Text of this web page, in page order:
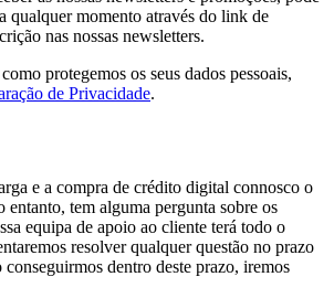
qualquer momento através do link de
nas nossas newsletters.
protegemos os seus dados pessoais,
de Privacidade.
e a compra de crédito digital connosco o
tem alguma pergunta sobre os
equipa de apoio ao cliente terá todo o
resolver qualquer questão no prazo
conseguirmos dentro deste prazo, iremos